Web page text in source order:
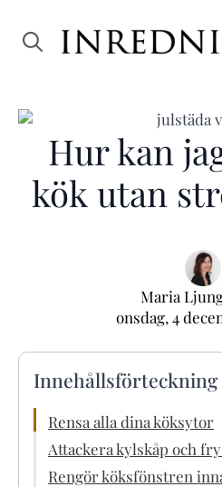
Hur kan
kök utan
Maria
onsdag, 4
Innehållsförteckning
Rensa alla dina köksytor
Attackera kylskåp och
Rengör köksfönstren